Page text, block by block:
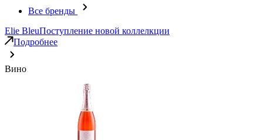
Все бренды
Elie BleuПоступление новой коллелкции
Подробнее
Вино